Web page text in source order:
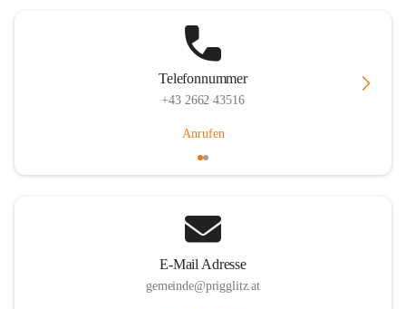
Telefonnummer
+43 2662 43516
Anrufen
E-Mail Adresse
gemeinde@prigglitz.at